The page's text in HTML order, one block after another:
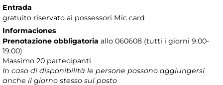
Entrada
gratuito riservato ai possessori Mic card
Informaciones
Prenotazione obbligatoria allo 060608 (tutti i giorni 9.00-
19.00)
Massimo 20 partecipanti
In caso di disponibilità le persone possono aggiungersi
anche il giorno stesso sul posto